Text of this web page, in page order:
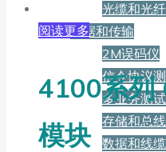
光缆和光
数据和传输
2M误码仪
信令协议
多业务测
存储和总线
数据和线
阅读更多
4100系列
模块